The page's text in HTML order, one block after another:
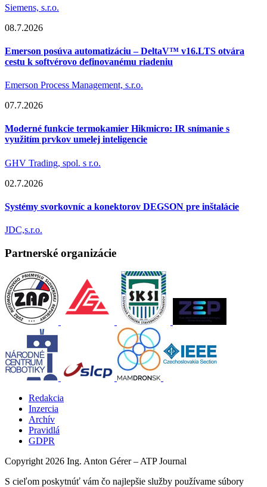
Siemens, s.r.o.
08.7.2026
Emerson posúva automatizáciu – DeltaV™ v16.LTS otvára
cestu k softvérovo definovanému riadeniu
Emerson Process Management, s.r.o.
07.7.2026
Moderné funkcie termokamier Hikmicro: IR snímanie s
využitím prvkov umelej inteligencie
GHV Trading, spol. s r.o.
02.7.2026
Systémy svorkovníc a konektorov DEGSON pre inštalácie
JDC,s.r.o.
Partnerské organizácie
Redakcia
Inzercia
Archív
Pravidlá
GDPR
Copyright 2026 Ing. Anton Gérer – ATP Journal
S cieľom poskytnúť vám čo najlepšie služby používame súbory